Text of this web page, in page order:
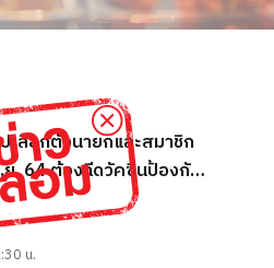
เลือกตั้งนายกและสมาชิก
. 64 ต้องฉีดวัคซีนป้องกัน
น.